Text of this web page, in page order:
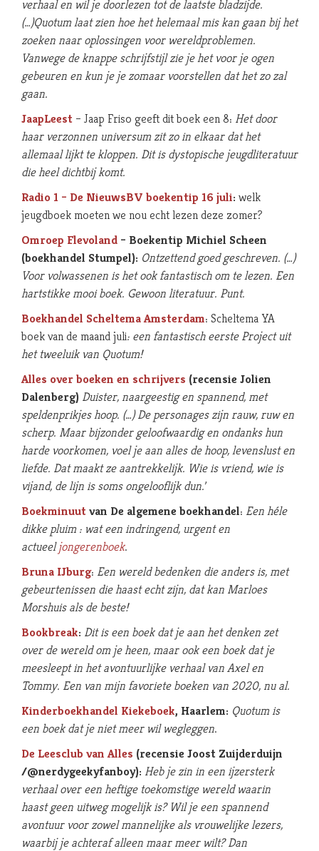
verhaal en wil je doorlezen tot de laatste bladzijde.
(…)Quotum laat zien hoe het helemaal mis kan gaan bij het
zoeken naar oplossingen voor wereldproblemen.
Vanwege de knappe schrijfstijl zie je het voor je ogen
gebeuren en kun je je zomaar voorstellen dat het zo zal
gaan.
JaapLeest – Jaap Friso geeft dit boek een 8: Het door
haar verzonnen universum zit zo in elkaar dat het
allemaal lijkt te kloppen. Dit is dystopische jeugdliteratuur
die heel dichtbij komt.
Radio 1 – De NieuwsBV boekentip 16 juli: welk
jeugdboek moeten we nou echt lezen deze zomer?
Omroep Flevoland – Boekentip Michiel Scheen
(boekhandel Stumpel): Ontzettend goed geschreven. (…)
Voor volwassenen is het ook fantastisch om te lezen. Een
hartstikke mooi boek. Gewoon literatuur. Punt.
Boekhandel Scheltema Amsterdam: Scheltema YA
boek van de maand juli: een fantastisch eerste Project uit
het tweeluik van Quotum!
Alles over boeken en schrijvers (recensie Jolien
Dalenberg) Duister, naargeestig en spannend, met
speldenprikjes hoop. (…)De personages zijn rauw, ruw en
scherp. Maar bijzonder geloofwaardig en ondanks hun
harde voorkomen, voel je aan alles de hoop, levenslust en
liefde. Dat maakt ze aantrekkelijk. Wie is vriend, wie is
vijand, de lijn is soms ongelooflijk dun.’
Boekminuut van De algemene boekhandel: Een héle
dikke pluim : wat een indringend, urgent en
actueeljongerenboek.
Bruna IJburg: Een wereld bedenken die anders is, met
gebeurtenissen die haast echt zijn, dat kan Marloes
Morshuis als de beste!
Bookbreak: Dit is een boek dat je aan het denken zet
over de wereld om je heen, maar ook een boek dat je
meesleept in het avontuurlijke verhaal van Axel en
Tommy. Een van mijn favoriete boeken van 2020, nu al.
Kinderboekhandel Kiekeboek, Haarlem: Quotum is
een boek dat je niet meer wil wegleggen.
De Leesclub van Alles (recensie Joost Zuijderduijn
/@nerdygeekyfanboy): Heb je zin in een ijzersterk
verhaal over een heftige toekomstige wereld waarin
haast geen uitweg mogelijk is? Wil je een spannend
avontuur voor zowel mannelijke als vrouwelijke lezers,
waarbij je achteraf alleen maar meer wilt? Dan